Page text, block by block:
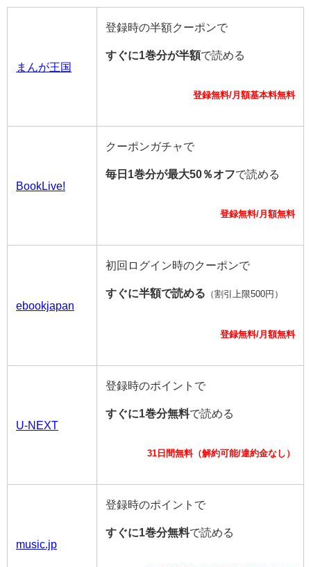
まんが王国
登録時の半額クーポンで
すぐに1巻分が半額で読める
登録無料/月額基本料無料
BookLive!
クーポンガチャで
毎日1巻分が最大50％オフで読める
登録無料/月額無料
ebookjapan
初回ログイン時のクーポンで
すぐに半額で読める （割引上限500円）
登録無料/月額無料
U-NEXT
登録時のポイントで
すぐに1巻分無料で読める
31日間無料（解約可能/違約金なし）
music.jp
登録時のポイントで
すぐに1巻分無料で読める